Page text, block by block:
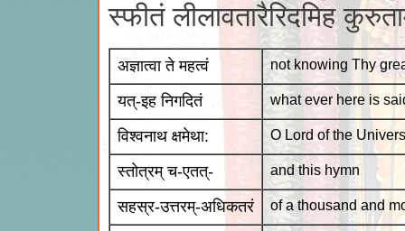
स्फीतं लीलावतारैरिदमिह
अज्ञात्वा ते महत्वं not knowing Thy
यत्-इह निगदितं what ever here is
विश्वनाथ क्षमेथा: O Lord of the
स्तोत्रम् च-एतत्- and this hymn
सहस्र-उत्तरम्-अधिकतरं of a thousand and